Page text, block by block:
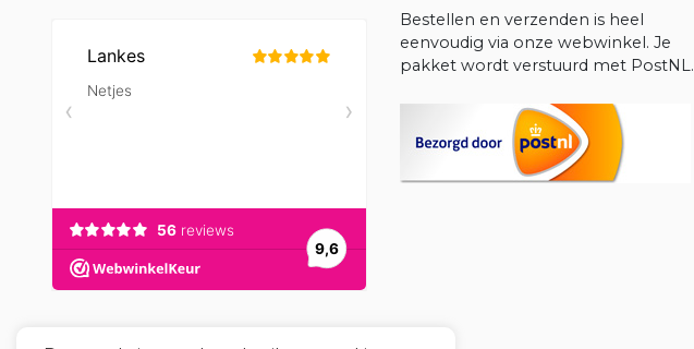
Bestellen en verzenden is heel
eenvoudig via onze webwinkel. Je
pakket wordt verstuurd met PostNL.